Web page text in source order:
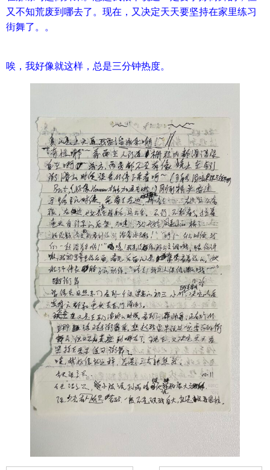
又不知荒废到哪去了。现在，又决定天天要坚持在家里练习
街舞了。。
唉，我好像就这样，总是三分钟热度。